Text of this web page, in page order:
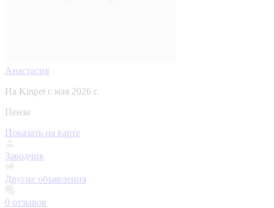
Анастасия
На Kinpet c мая 2026 г.
Пенза
Показать на карте
Заводчик
Другие объявления
0 отзывов